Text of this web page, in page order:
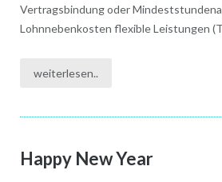
Vertragsbindung oder
Lohnnebenkosten flexible Leistungen
weiterlesen..
Happy New Year